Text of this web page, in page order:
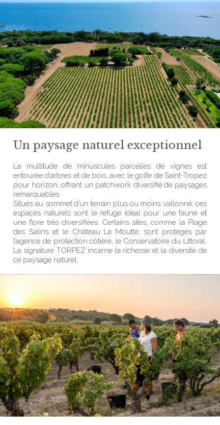
Un paysage naturel exceptionnel
La multitude de minuscules parcelles de vignes est
entourée d’arbres et de bois, avec le golfe de Saint-Tropez
pour horizon, offrant un patchwork diversifié de paysages
remarquables.
Situés au sommet d’un terrain plus ou moins vallonné, ces
espaces naturels sont le refuge idéal pour une faune et
une flore très diversifiées. Certains sites, comme la Plage
des Salins et le Château La Moutte, sont protégés par
l’agence de protection côtière, le Conservatoire du Littoral.
La signature TORPEZ incarne la richesse et la diversité de
ce paysage naturel.